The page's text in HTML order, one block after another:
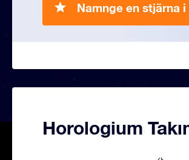
Namnge en stjärna
Horologium